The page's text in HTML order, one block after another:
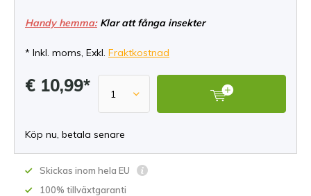
Handy hemma:Klar att fånga insekter
* Inkl. moms, Exkl. Fraktkostnad
€ 10,99*
Köp nu, betala senare
Skickas inom hela EU
100% tillväxtgaranti